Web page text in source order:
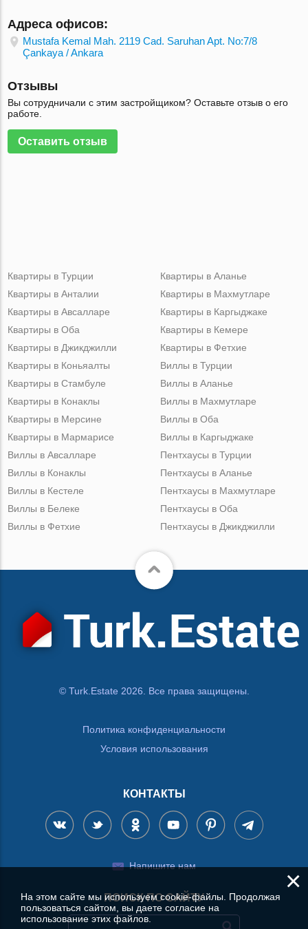
Адреса офисов:
Mustafa Kemal Mah. 2119 Cad. Saruhan Apt. No:7/8
Çankaya / Ankara
Отзывы
Вы сотрудничали с этим застройщиком? Оставьте отзыв о его
работе.
Оставить отзыв
Квартиры в Турции
Квартиры в Анталии
Квартиры в Авсалларе
Квартиры в Оба
Квартиры в Джикджилли
Квартиры в Аланье
Квартиры в Махмутларе
Квартиры в Каргыджаке
Квартиры в Кемере
Квартиры в Фетхие
Квартиры в Коньяалты
Квартиры в Стамбуле
Квартиры в Конаклы
Квартиры в Мерсине
Квартиры в Мармарисе
Виллы в Турции
Виллы в Аланье
Виллы в Махмутларе
Виллы в Оба
Виллы в Каргыджаке
Виллы в Авсалларе
Виллы в Конаклы
Виллы в Кестеле
Виллы в Белеке
Виллы в Фетхие
Пентхаусы в Турции
Пентхаусы в Аланье
Пентхаусы в Махмутларе
Пентхаусы в Оба
Пентхаусы в Джикджилли
© Turk.Estate 2026. Все права защищены.
Политика конфиденциальности
Условия использования
КОНТАКТЫ
Напишите нам
ПОИСК ПО САЙТУ
×
На этом сайте мы используем cookie-файлы. Продолжая
пользоваться сайтом, вы даете согласие на
использование этих файлов.